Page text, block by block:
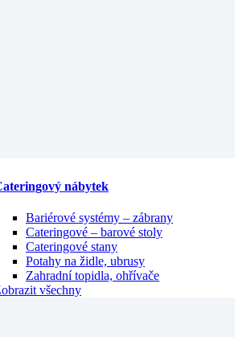
nábytek
Bariérové systémy – zábrany
Cateringové – barové stoly
Cateringové stany
Potahy na židle, ubrusy
Zahradní topidla, ohřívače
všechny